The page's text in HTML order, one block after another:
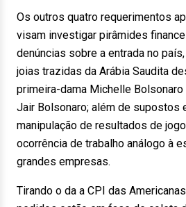
Os outros quatro requerimentos
visam investigar pirâmides
denúncias sobre a entrada no
joias trazidas da Arábia Saudita
primeira-dama Michelle
Jair Bolsonaro; além de supostos
manipulação de resultados de
ocorrência de trabalho análogo à
grandes empresas.
Tirando o da a CPI das